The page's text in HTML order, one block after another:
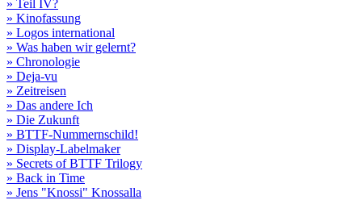
» Teil IV?
» Kinofassung
» Logos international
» Was haben wir gelernt?
» Chronologie
» Deja-vu
» Zeitreisen
» Das andere Ich
» Die Zukunft
» BTTF-Nummernschild!
» Display-Labelmaker
» Secrets of BTTF Trilogy
» Back in Time
» Jens "Knossi" Knossalla